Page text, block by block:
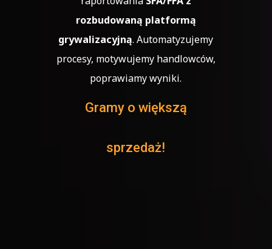
rozbudowaną platformą
grywalizacyjną. Automatyzujemy
procesy, motywujemy handlowców,
poprawiamy wyniki.
Gramy o większą
sprzedaż!